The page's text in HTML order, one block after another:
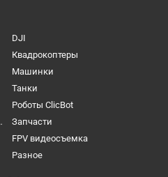
DJI
Квадрокоптеры
Машинки
Танки
Роботы ClicBot
игры
Запчасти
FPV видеосъемка
Разное